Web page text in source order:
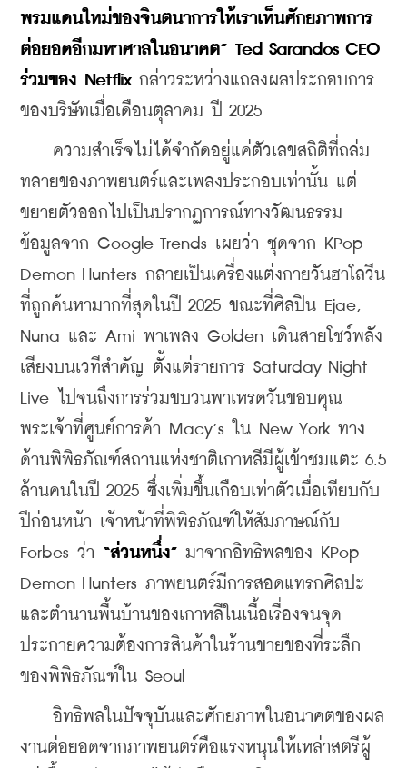
พรมแดนใหม่ของจินตนาการให้เราเห็นศักยภาพการ
ต่อยอดอีกมหาศาลในอนาคต” Ted Sarandos CEO
ร่วมของ Netflix กล่าวระหว่างแถลงผลประกอบการ
ของบริษัทเมื่อเดือนตุลาคม ปี 2025
ความสำเร็จไม่ได้จำกัดอยู่แค่ตัวเลขสถิติที่ถล่ม
ทลายของภาพยนตร์และเพลงประกอบเท่านั้น แต่
ขยายตัวออกไปเป็นปรากฏการณ์ทางวัฒนธรรม
ข้อมูลจาก Google Trends เผยว่า ชุดจาก KPop
Demon Hunters กลายเป็นเครื่องแต่งกายวันฮาโลวีน
ที่ถูกค้นหามากที่สุดในปี 2025 ขณะที่ศิลปิน Ejae,
Nuna และ Ami พาเพลง Golden เดินสายโชว์พลัง
เสียงบนเวทีสำคัญ ตั้งแต่รายการ Saturday Night
Live ไปจนถึงการร่วมขบวนพาเหรดวันขอบคุณ
พระเจ้าที่ศูนย์การค้า Macy’s ใน New York ทาง
ด้านพิพิธภัณฑ์สถานแห่งชาติเกาหลีมีผู้เข้าชมแตะ 6.5
ล้านคนในปี 2025 ซึ่งเพิ่มขึ้นเกือบเท่าตัวเมื่อเทียบกับ
ปีก่อนหน้า เจ้าหน้าที่พิพิธภัณฑ์ให้สัมภาษณ์กับ
Forbes ว่า “ส่วนหนึ่ง” มาจากอิทธิพลของ KPop
Demon Hunters ภาพยนตร์มีการสอดแทรกศิลปะ
และตำนานพื้นบ้านของเกาหลีในเนื้อเรื่องจนจุด
ประกายความต้องการสินค้าในร้านขายของที่ระลึก
ของพิพิธภัณฑ์ใน Seoul
อิทธิพลในปัจจุบันและศักยภาพในอนาคตของผล
งานต่อยอดจากภาพยนตร์คือแรงหนุนให้เหล่าสตรีผู้